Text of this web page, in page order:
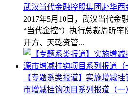
武汉当代金融控股集团赴华西
2017年5月10日，武汉当代金
“当代金控”）执行总裁周昕
开方、天乾资管...
【专题系类报道】实施增减
市增减挂钩项目系列报道（一